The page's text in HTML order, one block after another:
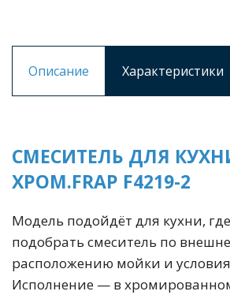
Описание Характеристики
СМЕСИТЕЛЬ ДЛЯ
ХРОМ.FRAP F4219-2
Модель подойдёт для кухни,
подобрать смеситель по
расположению мойки и
Исполнение — в